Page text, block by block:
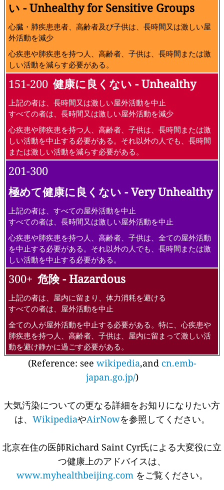
い - Unhealthy for Sensitive Groups
心臓・肺疾患患者、高齢者及び子供は、長時間又は激しい屋
外活動を減少
心疾患や肺疾患を持つ人、高齢者、子供は、長時間または激
しい活動を減らす必要がある。
151-200 健康に良くない - Unhealthy
上記の者は、長時間又は激しい屋外活動を中止
すべての者は、長時間又は激しい屋外活動を減少
心疾患や肺疾患を持つ人、高齢者、子供は、長時間または激
しい活動を中止する必要がある。それ以外の人でも、長時間
または激しい活動を減らす必要がある。
201-300
極めて健康に良くない - Very Unhealthy
上記の者は、すべての屋外活動を中止
すべての者は、長時間又は激しい屋外活動を中止
心疾患や肺疾患を持つ人、高齢者、子供は、全ての屋外活動
を中止する必要がある。それ以外の人でも、長時間または激
しい活動を中止する必要がある。
300+ 危険 - Hazardous
上記の者は、屋内に留まり、体力消耗を避ける
すべての者は、屋外活動を中止
全ての人が屋外活動を中止する必要がある。特に、心疾患や
肺疾患を持つ人、高齢者、子供は、屋内に留まって激しい活
動を避け静かに過ごす必要がある。
(Reference: see wikipedia,and cn.emb-
japan.go.jp/)
大気汚染についての更なる詳細をお知りになりたい方
は、 WikipediaやAirNowを参照してください。
北京在住の医師Richard Saint Cyr氏による大変役に立
つ健康上のアドバイスは、
www.myhealthbeijing.com をご覧ください。